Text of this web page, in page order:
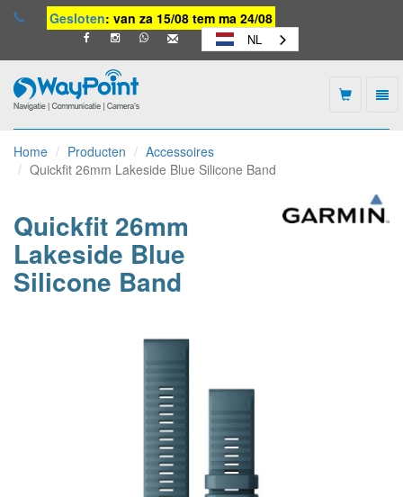
Gesloten: van za 15/08 tem ma 24/08
NL
-
naar
homepage
Home Producten
Accessoires
Quickfit 26mm Lakeside Blue Silicone Band
Quickfit 26mm
Lakeside Blue
Silicone Band